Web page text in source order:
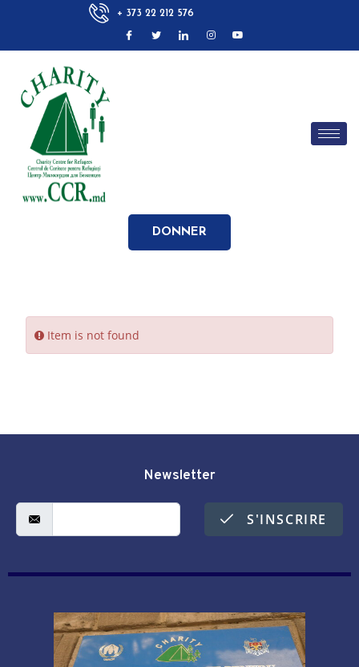
+ 373 22 212 576
DONNER
Item is not found
Newsletter
S'INSCRIRE